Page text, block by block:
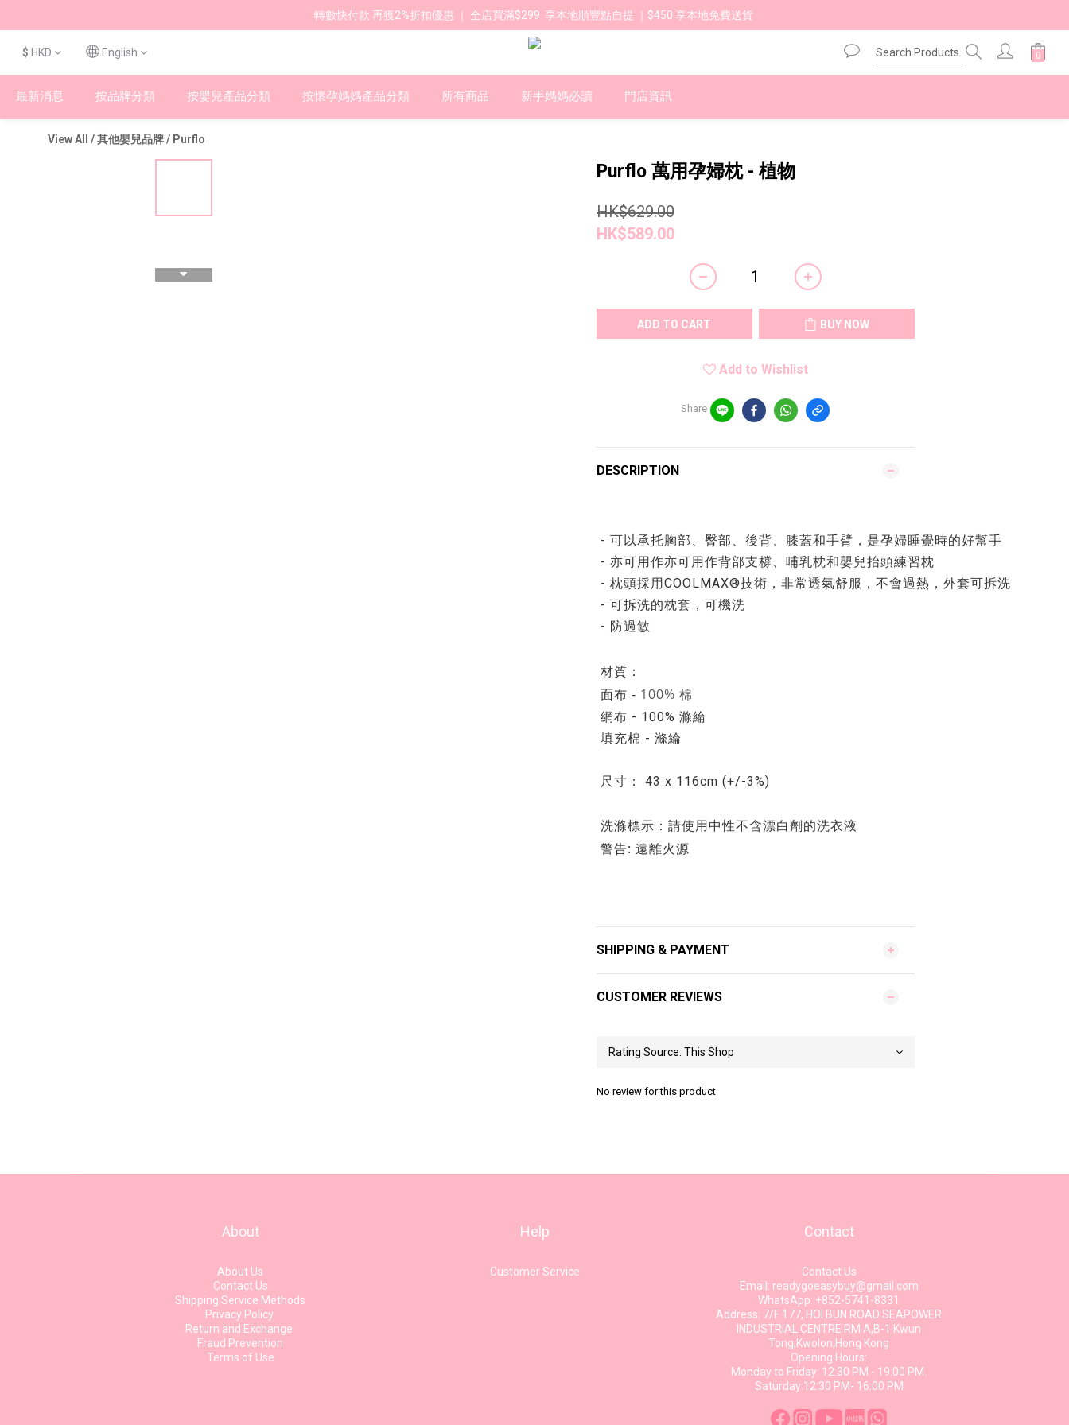
轉數快付款 再獲2%折扣優惠 ｜ 全店買滿$299  享本地順豐點自提 ｜$450 享本地免費送貨
$ HKD English
最新消息 按品牌分類 按嬰兒產品分類 按懷孕媽媽產品分類 所有商品 新手媽媽必讀 門店資訊
View All /其他嬰兒品牌/ Purflo
Purflo 萬用孕婦枕 - 植物
HK$629.00
HK$589.00
ADD TO CART BUY NOW
Add to Wishlist
Share
DESCRIPTION
- 可以承托胸部、臀部、後背、膝蓋和手臂，是孕婦睡覺時的好幫手
- 亦可用作亦可用作背部支橕、哺乳枕和嬰兒抬頭練習枕
- 枕頭採用COOLMAX®技術，非常透氣舒服，不會過熱，外套可拆洗
- 可拆洗的枕套，可機洗
- 防過敏
材質：
面布 - 100% 棉
網布 - 100% 滌綸
填充棉 - 滌綸
尺寸： 43 x 116cm (+/-3%)
洗滌標示：請使用中性不含漂白劑的洗衣液
警告: 遠離火源
SHIPPING & PAYMENT
CUSTOMER REVIEWS
No review for this product
About
About Us
Contact Us
Shipping Service Methods
Privacy Policy
Return and Exchange
Fraud Prevention
Terms of Use
Help
Customer Service
Contact
Contact Us
Email: readygoeasybuy@gmail.com
WhatsApp: +852-5741-8331
Address: 7/F 177, HOI BUN ROAD SEAPOWER
INDUSTRIAL CENTRE RM A,B-1 Kwun
Tong,Kwolon,Hong Kong
Opening Hours:
Monday to Friday: 12:30 PM - 19:00 PM.
Saturday:12:30 PM- 16:00 PM